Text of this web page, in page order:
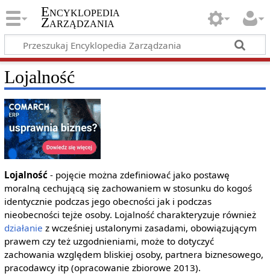
Encyklopedia
Zarządzania
Lojalność
Lojalność- pojęcie można zdefiniować jako postawę
moralną cechującą się zachowaniem w stosunku do kogoś
identycznie podczas jego obecności jak i podczas
nieobecności tejże osoby. Lojalność charakteryzuje również
działanie z wcześniej ustalonymi zasadami, obowiązującym
prawem czy też uzgodnieniami, może to dotyczyć
zachowania względem bliskiej osoby, partnera biznesowego,
pracodawcy itp (opracowanie zbiorowe 2013).